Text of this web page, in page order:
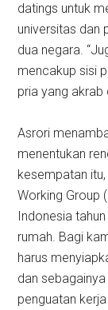
datings untuk
universitas dan
dua negara.
mencakup sisi
pria yang akrab
Asrori
menentukan
kesempatan
Working Group
Indonesia
rumah. Bagi
harus
dan
penguatan